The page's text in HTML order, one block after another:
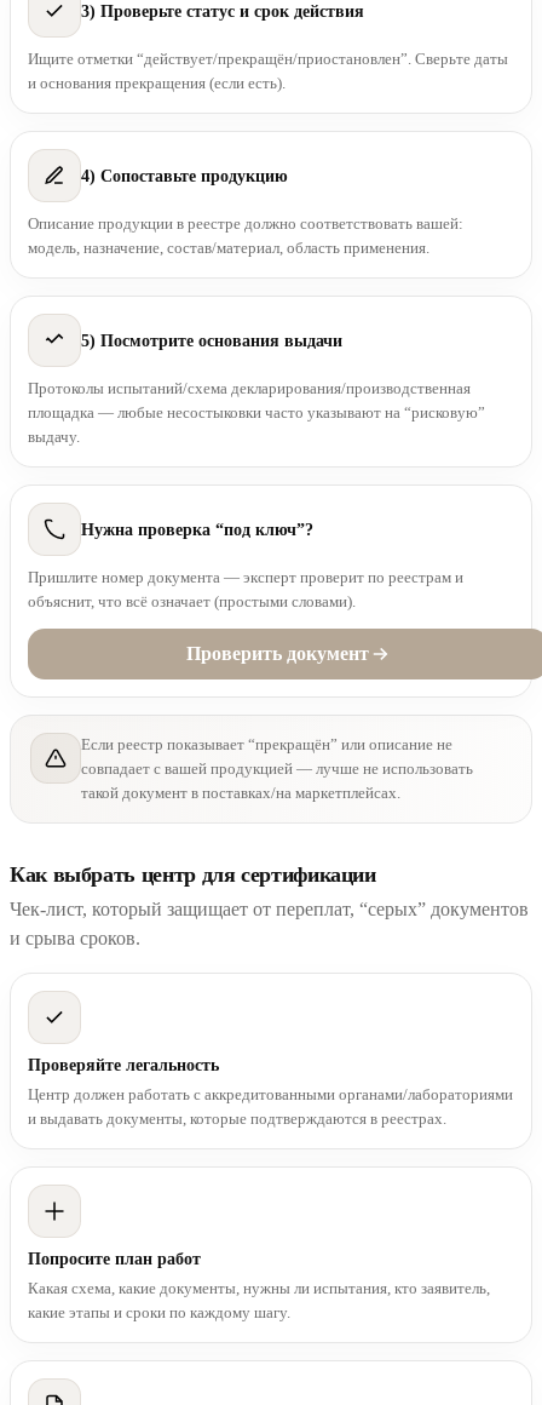
3) Проверьте статус и срок действия
Ищите отметки “действует/прекращён/приостановлен”. Сверьте даты
и основания прекращения (если есть).
4) Сопоставьте продукцию
Описание продукции в реестре должно соответствовать вашей:
модель, назначение, состав/материал, область применения.
5) Посмотрите основания выдачи
Протоколы испытаний/схема декларирования/производственная
площадка — любые несостыковки часто указывают на “рисковую”
выдачу.
Нужна проверка “под ключ”?
Пришлите номер документа — эксперт проверит по реестрам и
объяснит, что всё означает (простыми словами).
Проверить документ
Если реестр показывает “прекращён” или описание не
совпадает с вашей продукцией — лучше не использовать
такой документ в поставках/на маркетплейсах.
Как выбрать центр для сертификации
Чек-лист, который защищает от переплат, “серых” документов
и срыва сроков.
Проверяйте легальность
Центр должен работать с аккредитованными органами/лабораториями
и выдавать документы, которые подтверждаются в реестрах.
Попросите план работ
Какая схема, какие документы, нужны ли испытания, кто заявитель,
какие этапы и сроки по каждому шагу.